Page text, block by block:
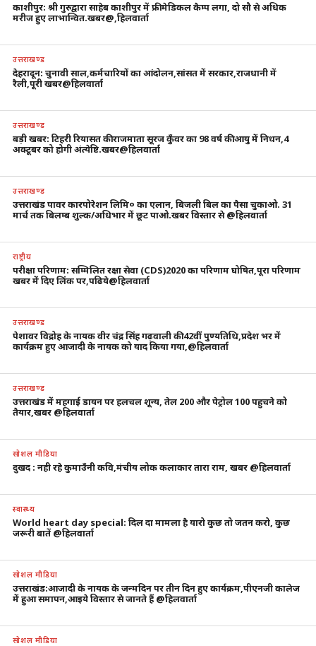
काशीपुर: श्री गुरुद्वारा साहेब काशीपुर में फ्री मेडिकल कैम्प लगा, दो सौ से अधिक
मरीज हुए लाभान्वित.खबर@,हिलवार्ता
उत्तराखण्ड
देहरादून: चुनावी साल,कर्मचारियों का आंदोलन,सांसत में सरकार,राजधानी में
रैली,पूरी खबर@हिलवार्ता
उत्तराखण्ड
बड़ी खबर: टिहरी रियासत की राजमाता सूरज कुँवर का 98 वर्ष की आयु में निधन,4
अक्टूबर को होगी अंत्येष्टि.खबर@हिलवार्ता
उत्तराखण्ड
उत्तराखंड पावर कारपोरेशन लिमि० का एलान, बिजली बिल का पैसा चुकाओ. 31
मार्च तक बिलम्ब शुल्क/अधिभार में छूट पाओ.खबर विस्तार से @हिलवार्ता
राष्ट्रीय
परीक्षा परिणाम: सम्मिलित रक्षा सेवा (CDS)2020 का परिणाम घोषित,पूरा परिणाम
खबर में दिए लिंक पर,पढिये@हिलवार्ता
उत्तराखण्ड
पेशावर विद्रोह के नायक वीर चंद्र सिंह गढ़वाली की 42वीं पुण्यतिथि,प्रदेश भर में
कार्यक्रम हुए आजादी के नायक को याद किया गया,@हिलवार्ता
उत्तराखण्ड
उत्तराखंड में महगाई डायन पर हलचल शून्य, तेल 200 और पेट्रोल 100 पहुचने को
तैयार,खबर @हिलवार्ता
सोशल मीडिया
दुखद : नही रहे कुमाउँनी कवि,मंचीय लोक कलाकार तारा राम, खबर @हिलवार्ता
स्वास्थ्य
World heart day special: दिल दा मामला है यारो कुछ तो जतन करो, कुछ
जरूरी बातें @हिलवार्ता
सोशल मीडिया
उत्तराखंड:आजादी के नायक के जन्मदिन पर तीन दिन हुए कार्यक्रम,पीएनजी कालेज
में हुआ समापन,आइये विस्तार से जानते हैं @हिलवार्ता
सोशल मीडिया